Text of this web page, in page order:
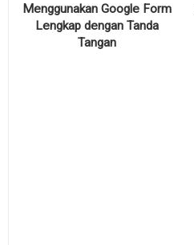
Menggunakan Google Form
Lengkap dengan Tanda
Tangan